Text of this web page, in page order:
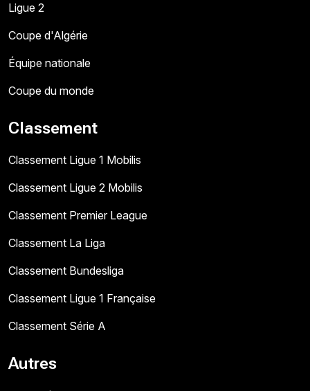
Ligue 2
Coupe d'Algérie
Équipe nationale
Coupe du monde
Classement
Classement Ligue 1 Mobilis
Classement Ligue 2 Mobilis
Classement Premier League
Classement La Liga
Classement Bundesliga
Classement Ligue 1 Française
Classement Série A
Autres